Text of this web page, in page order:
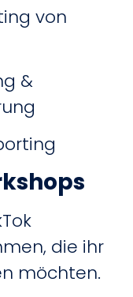
von
&
die ihr
möchten.